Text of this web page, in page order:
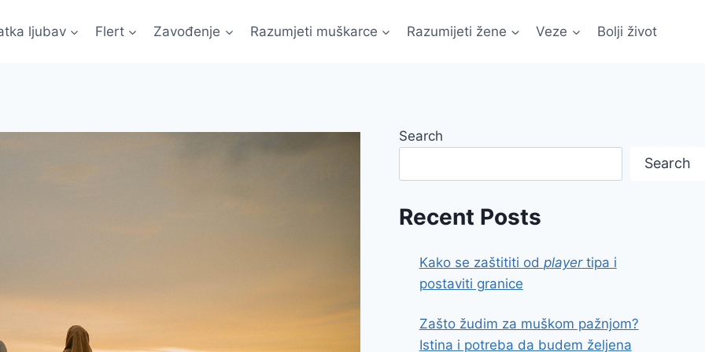
ljubav Flert Zavođenje Razumjeti muškarce Razumijeti žene Veze Bolji život
Search
Search
Recent Posts
Kako se zaštititi od playertipa i
postaviti granice
Zašto žudim za muškom pažnjom?
Istina i potreba da budem željena